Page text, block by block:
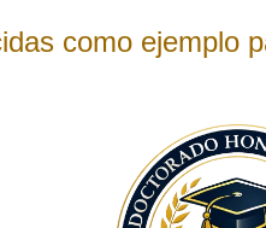
como ejemplo